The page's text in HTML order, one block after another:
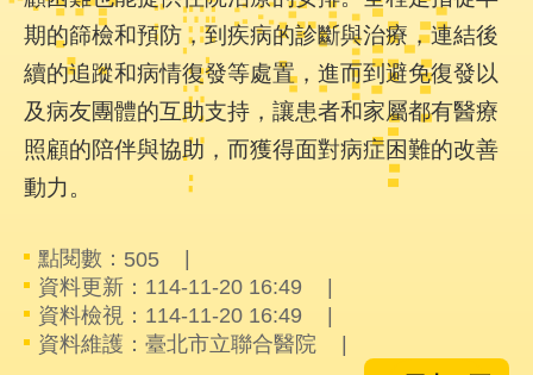
期的篩檢和預防，到疾病的診斷與治療，連結後
續的追蹤和病情復發等處置，進而到避免復發以
及病友團體的互助支持，讓患者和家屬都有醫療
照顧的陪伴與協助，而獲得面對病症困難的改善
動力。
點閱數： 505
資料更新：114-11-20 16:49
資料檢視：114-11-20 16:49
資料維護：臺北市立聯合醫院